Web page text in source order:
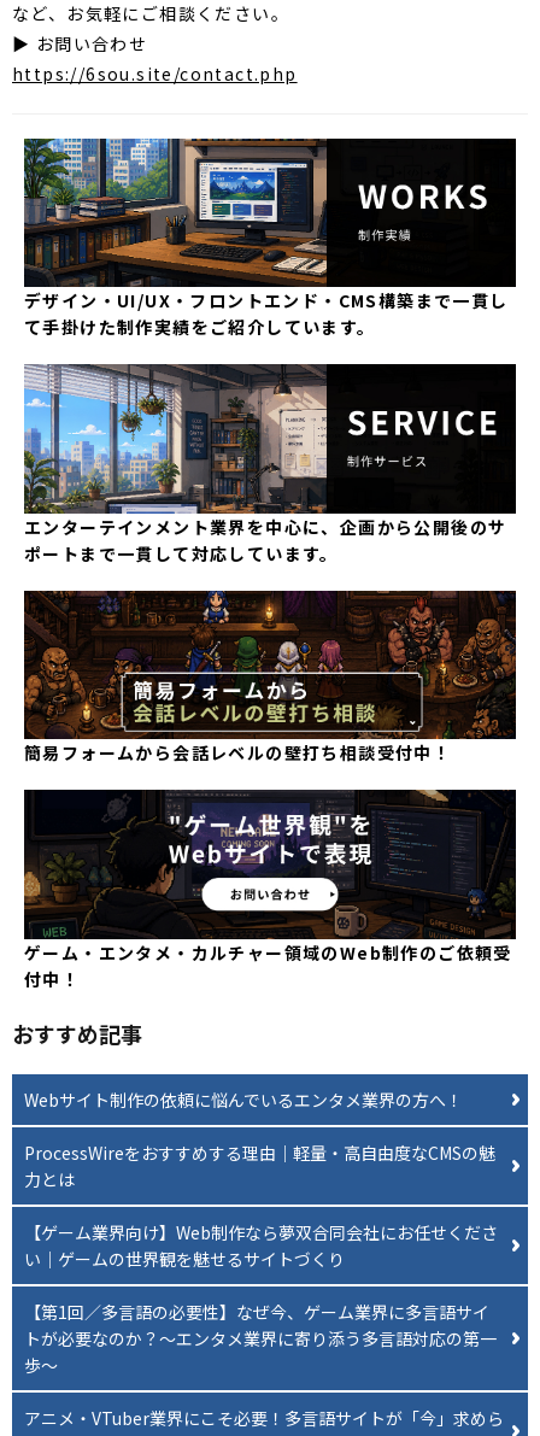
など、お気軽にご相談ください。
▶ お問い合わせ
https://6sou.site/contact.php
デザイン・UI/UX・フロントエンド・CMS構築まで一貫し
て手掛けた制作実績をご紹介しています。
エンターテインメント業界を中心に、企画から公開後のサ
ポートまで一貫して対応しています。
簡易フォームから会話レベルの壁打ち相談受付中！
ゲーム・エンタメ・カルチャー領域のWeb制作のご依頼受
付中！
おすすめ記事
Webサイト制作の依頼に悩んでいるエンタメ業界の方へ！
ProcessWireをおすすめする理由｜軽量・高自由度なCMSの魅
力とは
【ゲーム業界向け】Web制作なら夢双合同会社にお任せくださ
い｜ゲームの世界観を魅せるサイトづくり
【第1回／多言語の必要性】なぜ今、ゲーム業界に多言語サイ
トが必要なのか？〜エンタメ業界に寄り添う多言語対応の第一
歩〜
アニメ・VTuber業界にこそ必要！多言語サイトが「今」求めら